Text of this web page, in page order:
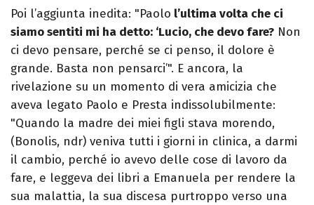
Poi l’aggiunta inedita: "Paolo l’ultima volta che ci
siamo sentiti mi ha detto: ‘Lucio, che devo fare? Non
ci devo pensare, perché se ci penso, il dolore è
grande. Basta non pensarci’". E ancora, la
rivelazione su un momento di vera amicizia che
aveva legato Paolo e Presta indissolubilmente:
"Quando la madre dei miei figli stava morendo,
(Bonolis, ndr) veniva tutti i giorni in clinica, a darmi
il cambio, perché io avevo delle cose di lavoro da
fare, e leggeva dei libri a Emanuela per rendere la
sua malattia, la sua discesa purtroppo verso una